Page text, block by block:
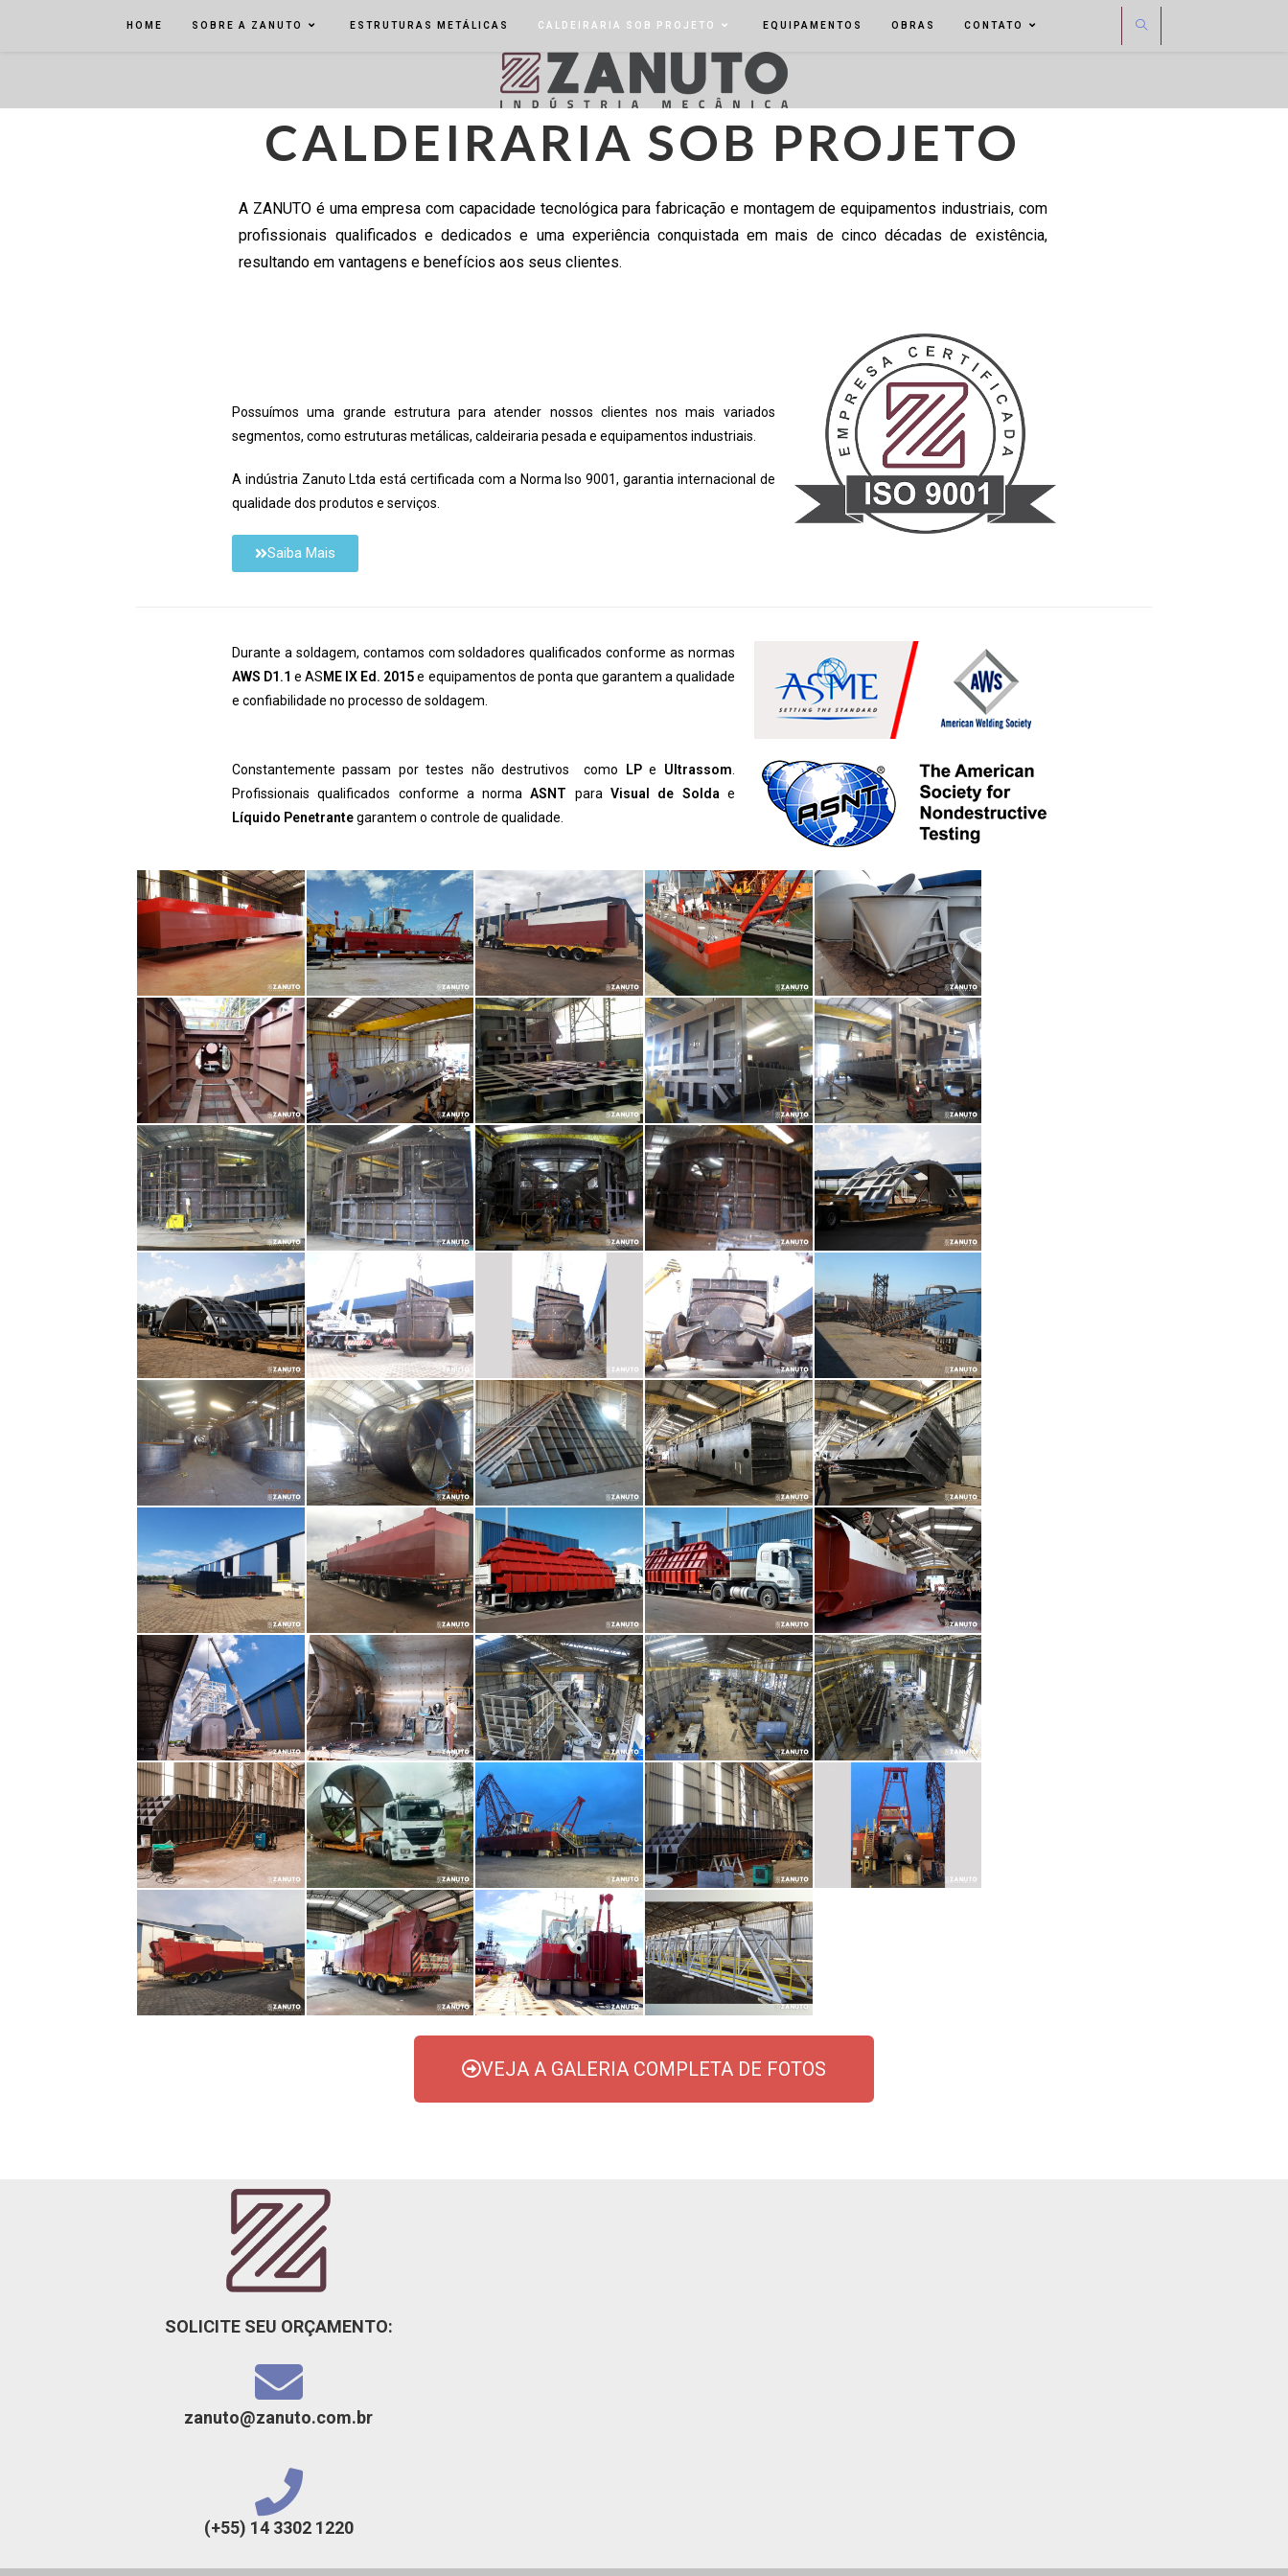
HOME SOBRE A ZANUTO ESTRUTURAS METÁLICAS CALDEIRARIA SOB PROJETO EQUIPAMENTOS OBRAS CONTATO
CALDEIRARIA SOB PROJETO
A ZANUTO é uma empresa com capacidade tecnológica para fabricação e montagem de equipamentos industriais, com
profissionais qualificados e dedicados e uma experiência conquistada em mais de cinco décadas de existência,
resultando em vantagens e benefícios aos seus clientes.
Possuímos uma grande estrutura para atender nossos clientes nos mais variados
segmentos, como estruturas metálicas, caldeiraria pesada e equipamentos industriais.
A indústria Zanuto Ltda está certificada com a Norma Iso 9001, garantia internacional de
qualidade dos produtos e serviços.
Saiba Mais
Durante a soldagem, contamos com soldadores qualificados conforme as normas
AWS D1.1 e ASME IX Ed. 2015e equipamentos de ponta que garantem a qualidade
e confiabilidade no processo de soldagem.
Constantemente passam por testes não destrutivos como LPe Ultrassom
Profissionais qualificados conforme a normaASNT paraVisual de Solda e
Líquido Penetrantegarantem o controle de qualidade.
VEJA A GALERIA COMPLETA DE FOTOS
SOLICITE SEU ORÇAMENTO:
zanuto@zanuto.com.br
(+55) 14 3302 1220